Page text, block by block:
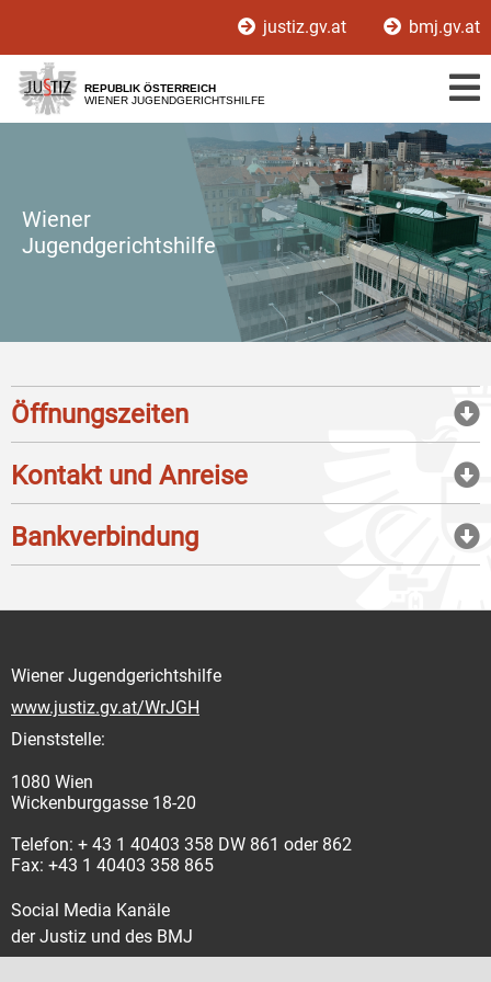
[1]
[2]
justiz.gv.at bmj.gv.at
REPUBLIK ÖSTERREICH
WIENER JUGENDGERICHTSHILFE
Wiener
Jugendgerichtshilfe
Öffnungszeiten
Kontakt und Anreise
Bankverbindung
Wiener Jugendgerichtshilfe
www.justiz.gv.at/WrJGH
Dienststelle:
1080 Wien
Wickenburggasse 18-20
Telefon: + 43 1 40403 358 DW 861 oder 862
Fax: +43 1 40403 358 865
Social Media Kanäle
der Justiz und des BMJ